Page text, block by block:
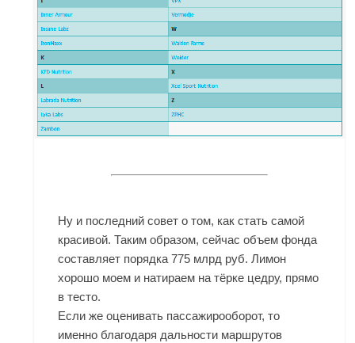
Ну и последний совет о том, как стать самой
красивой. Таким образом, сейчас объем фонда
составляет порядка 775 млрд руб. Лимон
хорошо моем и натираем на тёрке цедру, прямо
в тесто.
Если же оценивать пассажирооборот, то
именно благодаря дальности маршрутов